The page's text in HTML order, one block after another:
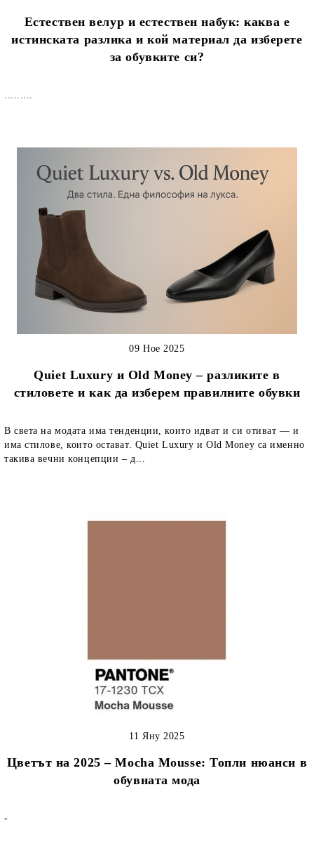
Естествен велур и естествен набук: каква е
истинската разлика и кой материал да изберете
за обувките си?
.........
Quiet Luxury и Old Money – разликите в
стиловете и как да изберем правилните обувки
09 Ное 2025
В света на модата има тенденции, които идват и си отиват — и
има стилове, които остават. Quiet Luxury и Old Money са именно
такива вечни концепции – д...
Цветът на 2025 – Mocha Mousse: Топли нюанси в
обувната мода
11 Яну 2025
-